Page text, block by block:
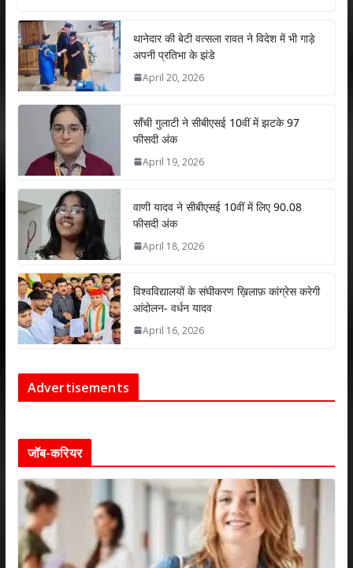
at
s
A
p
p
e
b
o
o
er e
dI
l e
थानेदार की बेटी वत्सला रावत ने विदेश में भी गाड़े
अपनी प्रतिभा के झंडे
April 20, 2026
साँची गुलाटी ने सीबीएसई 10वीं में झटके 97
फीसदी अंक
April 19, 2026
वाणी यादव ने सीबीएसई 10वीं में लिए 90.08
फीसदी अंक
April 18, 2026
विश्वविद्यालयों के संघीकरण ख़िलाफ़ कांग्रेस करेगी
आंदोलन- वर्धन यादव
April 16, 2026
Advertisements
जॉब-करियर